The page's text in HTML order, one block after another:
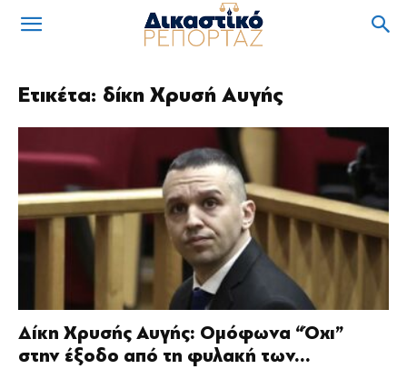
Ετικέτα: δίκη Χρυσή Αυγής
Δίκη Χρυσής Αυγής: Ομόφωνα “Όχι”
στην έξοδο από τη φυλακή των...